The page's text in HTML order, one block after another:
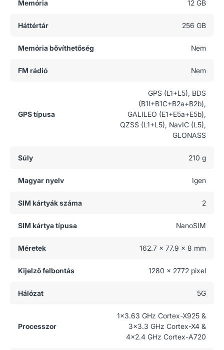
Memória 12 GB
Háttértár 256 GB
Memória bővíthetőség Nem
FM rádió Nem
GPS típusa
GPS (L1+L5), BDS
(B1I+B1C+B2a+B2b),
GALILEO (E1+E5a+E5b),
QZSS (L1+L5), NavIC (L5),
GLONASS
Súly 210 g
Magyar nyelv Igen
SIM kártyák száma 2
SIM kártya típusa NanoSIM
Méretek 162.7 x 77.9 x 8 mm
Kijelző felbontás 1280 x 2772 pixel
Hálózat 5G
Processzor
1x3.63 GHz Cortex-X925 &
3x3.3 GHz Cortex-X4 &
4x2.4 GHz Cortex-A720